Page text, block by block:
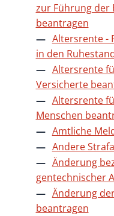
zur Führung der
beantragen
Altersrente -
in den
Altersrente
Versicherte
Altersrente
Menschen
Amtliche
Andere
Änderung
gentechnischer
Änderung
beantragen